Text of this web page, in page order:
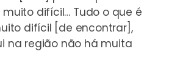
difícil… Tudo o que é
difícil [de encontrar],
na região não há muita